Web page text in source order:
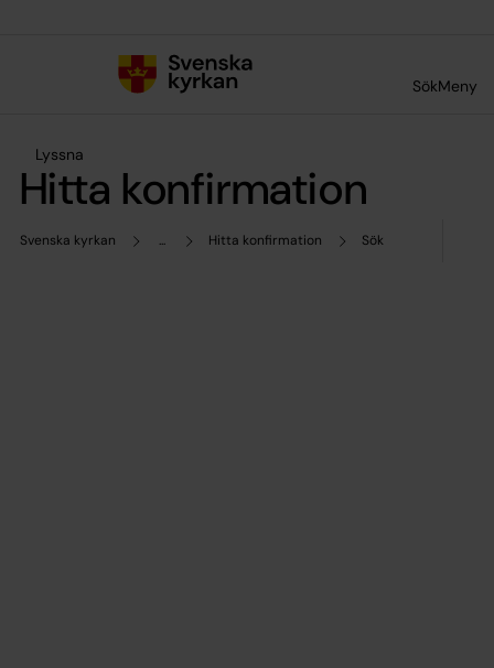
SökMeny
Svenska kyrkan ... Hitta konfirmation Sök
Lyssna
Hitta konfirmation